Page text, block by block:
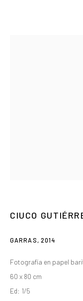
CIUCO
GARRAS , 2014
Fotografía en papel
60 x 80 cm
Ed: 1/5